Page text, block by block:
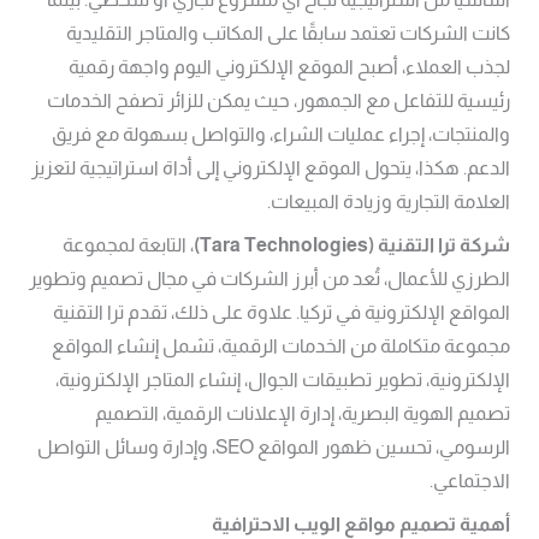
كانت الشركات تعتمد سابقًا على المكاتب والمتاجر التقليدية
لجذب العملاء، أصبح الموقع الإلكتروني اليوم واجهة رقمية
رئيسية للتفاعل مع الجمهور، حيث يمكن للزائر تصفح الخدمات
والمنتجات، إجراء عمليات الشراء، والتواصل بسهولة مع فريق
الدعم. هكذا، يتحول الموقع الإلكتروني إلى أداة استراتيجية لتعزيز
العلامة التجارية وزيادة المبيعات.
شركة ترا التقنية (Tara Technologies)
، التابعة لمجموعة
الطرزي للأعمال، تُعد من أبرز الشركات في مجال تصميم وتطوير
المواقع الإلكترونية في تركيا. علاوة على ذلك، تقدم ترا التقنية
مجموعة متكاملة من الخدمات الرقمية، تشمل إنشاء المواقع
الإلكترونية، تطوير تطبيقات الجوال، إنشاء المتاجر الإلكترونية،
تصميم الهوية البصرية، إدارة الإعلانات الرقمية، التصميم
الرسومي، تحسين ظهور المواقع SEO، وإدارة وسائل التواصل
الاجتماعي.
أهمية تصميم مواقع الويب الاحترافية